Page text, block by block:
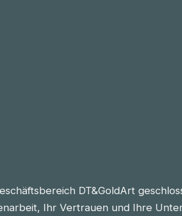
DT&GoldArt
Ihr Vertrauen und Ihre